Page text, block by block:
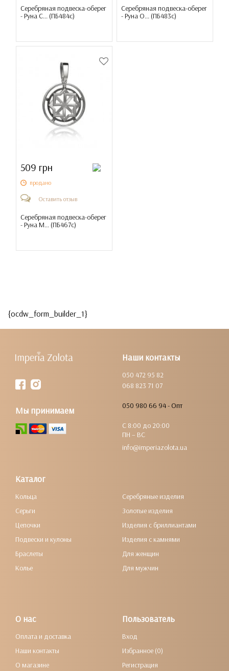
Серебряная подвеска-оберег
- Руна С... (ПБ484с)
Серебряная подвеска-оберег
- Руна О... (ПБ483с)
509 грн
продано
Оставить отзыв
Серебряная подвеска-оберег
- Руна М... (ПБ467с)
{ocdw_form_builder_1}
Наши контакты
050 472 95 82
068 823 71 07
050 980 66 94 - Опт
С 8:00 до 20:00
ПН – ВС
info@imperiazolota.ua
Мы принимаем
Каталог
Кольца
Серьги
Цепочки
Подвески и кулоны
Браслеты
Колье
Серебряные изделия
Золотые изделия
Изделия с бриллиантами
Изделия с камнями
Для женщин
Для мужчин
О нас
Оплата и доставка
Наши контакты
О магазине
Пользователь
Вход
Избранное (0)
Регистрация